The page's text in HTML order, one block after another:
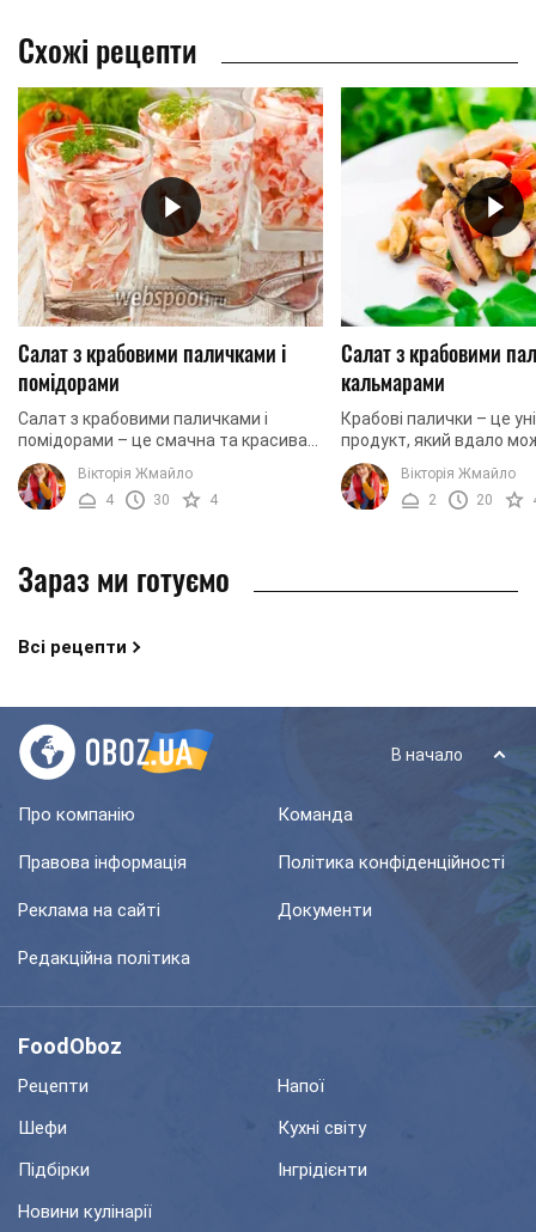
Схожі рецепти
Салат з крабовими паличками і
помідорами
Салат з крабовими паличками і
помідорами – це смачна та красива
страва, яка з легкістю зможе стати
окрасою будь-якого святкового
столу. Салат має ...
Вікторія Жмайло
4
30 4
Салат з крабовими
кальмарами
Крабові палички – це
продукт, який вдало
гармоніювати з
інгредієнтів. При чому
може спостерігатися ...
Вікторія Жмайло
2
20
Зараз ми готуємо
Всі рецепти
В начало
Про компанію Команда
Правова інформація Політика конфіденційності
Реклама на сайті Документи
Редакційна політика
FoodOboz
Рецепти
Напої
Шефи
Кухні світу
Підбірки
Інгрідієнти
Новини кулінарії